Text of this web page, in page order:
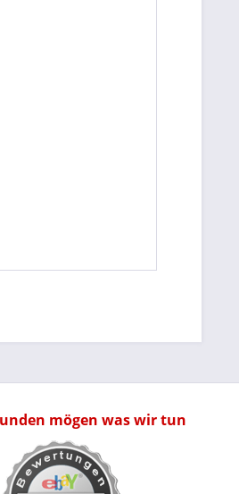
mögen was wir tun